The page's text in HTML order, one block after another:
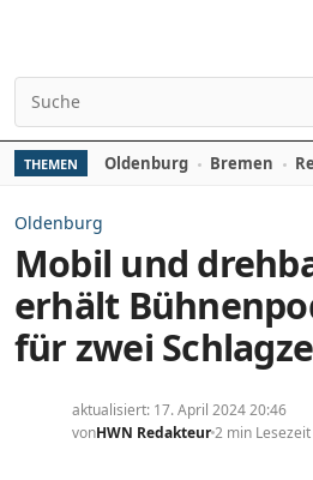
Suchen nach:
THEMEN Oldenburg Bremen
Oldenburg
Mobil und
erhält
für zwei
aktualisiert: 17. April 2024 20:46
vonHWN Redakteur2 min Lesezeit